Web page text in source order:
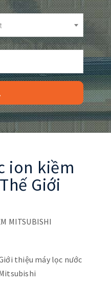
ion kiềm
Giới
MITSUBISHI
thiệu máy lọc nước